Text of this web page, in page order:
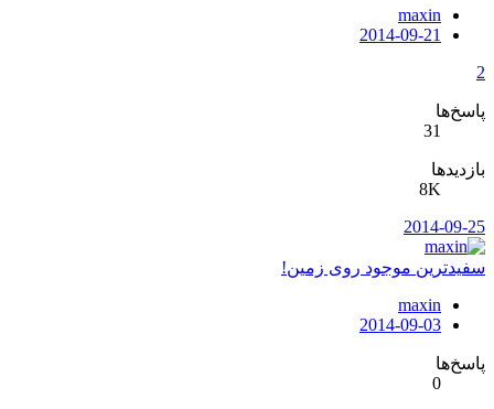
maxin
2014-09-21
2
پاسخ‌ها
31
بازدیدها
8K
2014-09-25
سفیدترین موجود روی زمین!
maxin
2014-09-03
پاسخ‌ها
0